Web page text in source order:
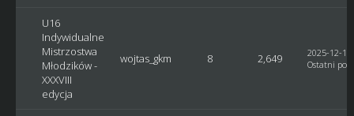
U16
Indywidualne
Mistrzostwa
Młodzików -
XXXVIII
edycja
wojtas_gkm 8 2,649
2025-12-
Ostatni post